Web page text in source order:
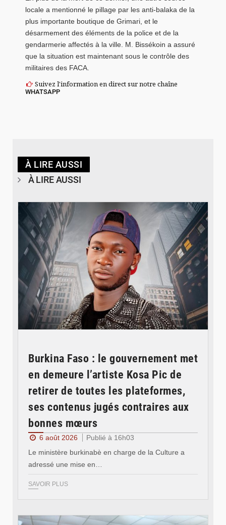
locale a mentionné le pillage par les anti-balaka de la
plus importante boutique de Grimari, et le
désarmement des éléments de la police et de la
gendarmerie affectés à la ville. M. Bissékoin a assuré
que la situation est maintenant sous le contrôle des
militaires des FACA.
Suivez l'information en direct sur notre chaîne
WHATSAPP
À LIRE AUSSI
À LIRE AUSSI
Burkina Faso : le gouvernement met
en demeure l’artiste Kosa Pic de
retirer de toutes les plateformes,
ses contenus jugés contraires aux
bonnes mœurs
6 août 2026
Publié à 16h03
Le ministère burkinabè en charge de la Culture a
adressé une mise en…
SAVOIR PLUS